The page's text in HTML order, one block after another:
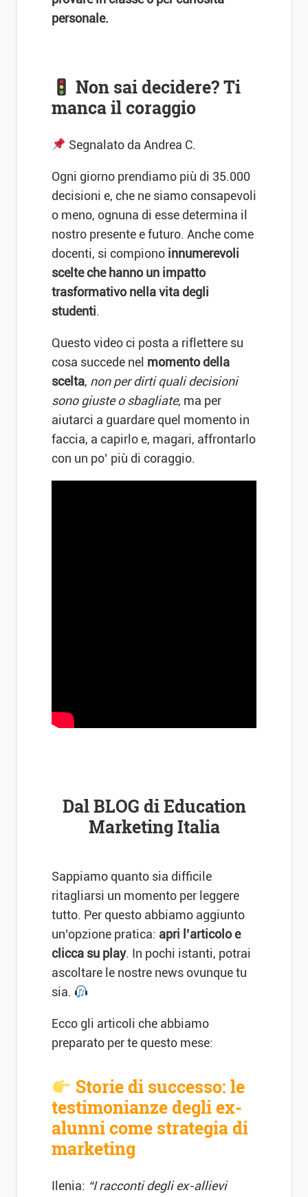
personale.
Non sai decidere? Ti
manca il coraggio
Segnalato da Andrea C.
Ogni giorno prendiamo più di 35.000
decisioni e, che ne siamo consapevoli
o meno, ognuna di esse determina il
nostro presente e futuro. Anche come
docenti, si compiono innumerevoli
scelte che hanno un impatto
trasformativo nella vita degli
studenti.
Questo video ci posta a riflettere su
cosa succede nel momento della
scelta, non per dirti quali decisioni
sono giuste o sbagliate, ma per
aiutarci a guardare quel momento in
faccia, a capirlo e, magari, affrontarlo
con un po’ più di coraggio.
Dal BLOG di Education
Marketing Italia
Sappiamo quanto sia difficile
ritagliarsi un momento per leggere
tutto. Per questo abbiamo aggiunto
un’opzione pratica: apri l’articolo e
clicca su play. In pochi istanti, potrai
ascoltare le nostre news ovunque tu
sia.
Ecco gli articoli che abbiamo
preparato per te questo mese:
Storie di successo: le
testimonianze degli ex-
alunni come strategia di
marketing
Ilenia: “I racconti degli ex-allievi